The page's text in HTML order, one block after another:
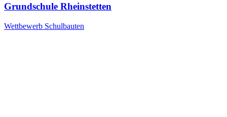
Grundschule Rheinstetten
Wettbewerb Schulbauten